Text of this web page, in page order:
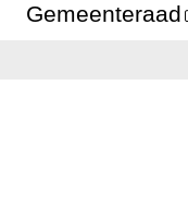
Gemeenteraad